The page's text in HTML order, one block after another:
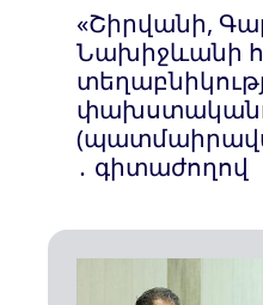
«Շիրվանի,
Նախիջևանի
․ գիտաժողով